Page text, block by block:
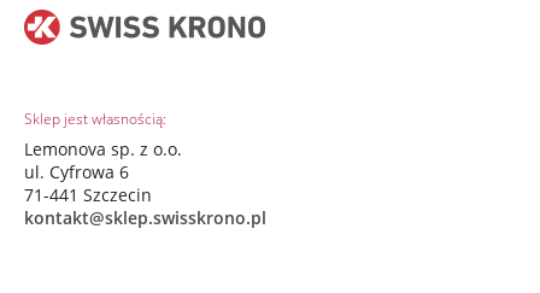
Sklep jest własnością:
Lemonova sp. z o.o.
ul. Cyfrowa 6
71-441 Szczecin
kontakt@sklep.swisskrono.pl